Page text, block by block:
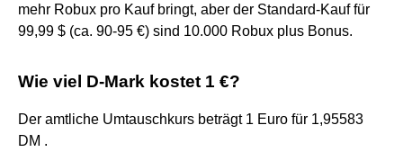
mehr Robux pro Kauf bringt, aber der Standard-Kauf für
99,99 $ (ca. 90-95 €) sind 10.000 Robux plus Bonus.
Wie viel D-Mark kostet 1 €?
Der amtliche Umtauschkurs beträgt 1 Euro für 1,95583
DM .